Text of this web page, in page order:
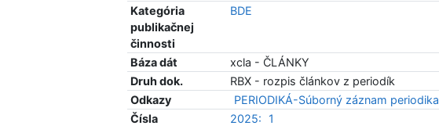
Kategória
publikačnej
činnosti
BDE
Báza dát
xcla - ČLÁNKY
Druh dok.
RBX - rozpis článkov z periodík
Odkazy
PERIODIKÁ-Súborný záznam periodika
Čísla
2025: 1